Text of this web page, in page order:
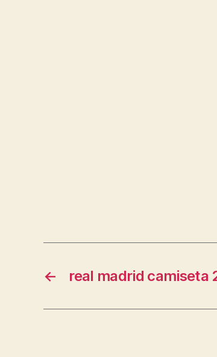
← real madrid camiseta